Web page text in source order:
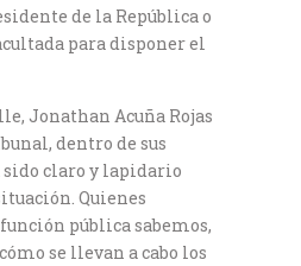
de la República o
para disponer el
Jonathan Acuña Rojas
dentro de sus
claro y lapidario
Quienes
pública sabemos,
se llevan a cabo los